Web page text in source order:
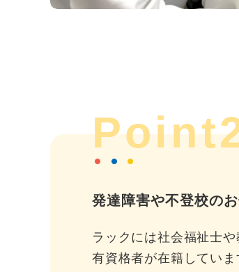
発達障害や不登校の
ラックには社会福祉士
有資格者が在籍してい